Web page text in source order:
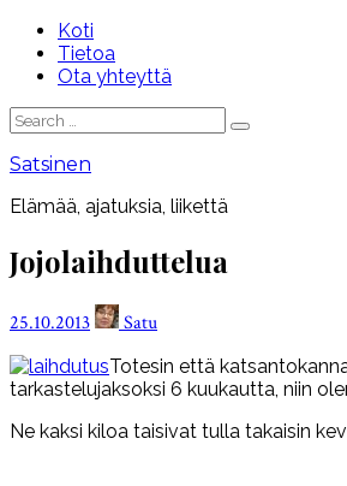
Skip
content
Koti
Tietoa
Ota yhteyttä
Search
for:
Search
Satsinen
Elämää, ajatuksia, liikettä
Jojolaihduttelua
Posted
25.10.2013Author
Satu
Totesin että
tarkastelujaksoksi 6 kuukautta, niin
Ne kaksi kiloa taisivat tulla takaisin